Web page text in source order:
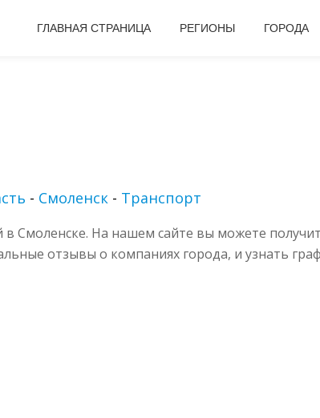
ГЛАВНАЯ СТРАНИЦА РЕГИОНЫ ГОРОДА
- Смоленск - Транспорт
Смоленске. На нашем сайте вы можете
отзывы о компаниях города, и узнать